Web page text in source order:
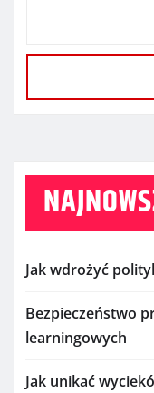
Jak wdrożyć
Bezpieczeństwo
learningowych
Jak unikać